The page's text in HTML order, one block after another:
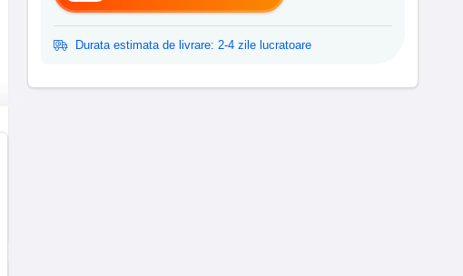
Durata estimata de livrare: 2-4 zile lucratoare